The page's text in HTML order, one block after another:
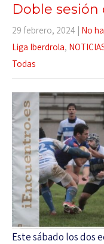
Doble
29 febrero, 2024 | No
Liga Iberdrola,
Todas
Este sábado los dos